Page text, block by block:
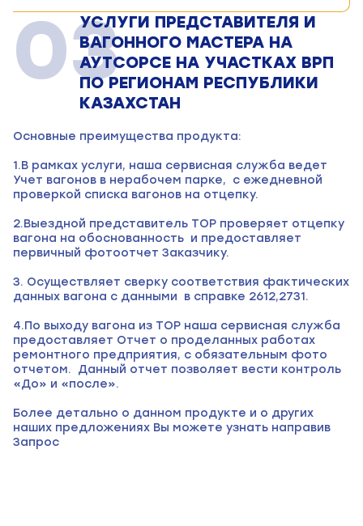
03УСЛУГИ ПРЕДСТАВИТЕЛЯ И
ВАГОННОГО МАСТЕРА НА
АУТСОРСЕ НА УЧАСТКАХ ВРП
ПО РЕГИОНАМ РЕСПУБЛИКИ
КАЗАХСТАН
Основные преимущества продукта:
1.В рамках услуги, наша сервисная служба ведет
Учет вагонов в нерабочем парке, с ежедневной
проверкой списка вагонов на отцепку.
2.Выездной представитель ТОР проверяет отцепку
вагона на обоснованность и предоставляет
первичный фотоотчет Заказчику.
3. Осуществляет сверку соответствия фактических
данных вагона с данными в справке 2612,2731.
4.По выходу вагона из ТОР наша сервисная служба
предоставляет Отчет о проделанных работах
ремонтного предприятия, с обязательным фото
отчетом. Данный отчет позволяет вести контроль
«До» и «после».
Более детально о данном продукте и о других
наших предложениях Вы можете узнать направив
Запрос